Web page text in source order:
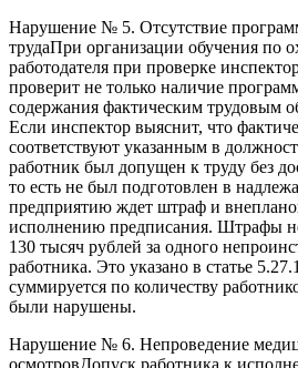
Нарушение № 5. Отсутствие
трудаПри организации обучения по
работодателя при проверке
проверит не только наличие
содержания фактическим трудовым
Если инспектор выяснит, что
соответствуют указанным в
работник был допущен к труду без
то есть не был подготовлен в
предприятию ждет штраф и
исполнению предписания. Штрафы
130 тысяч рублей за одного
работника. Это указано в статье
суммируется по количеству
были нарушены.
Нарушение № 6. Непроведение
осмотровДопуск работника к